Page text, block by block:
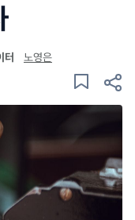
터 노영은